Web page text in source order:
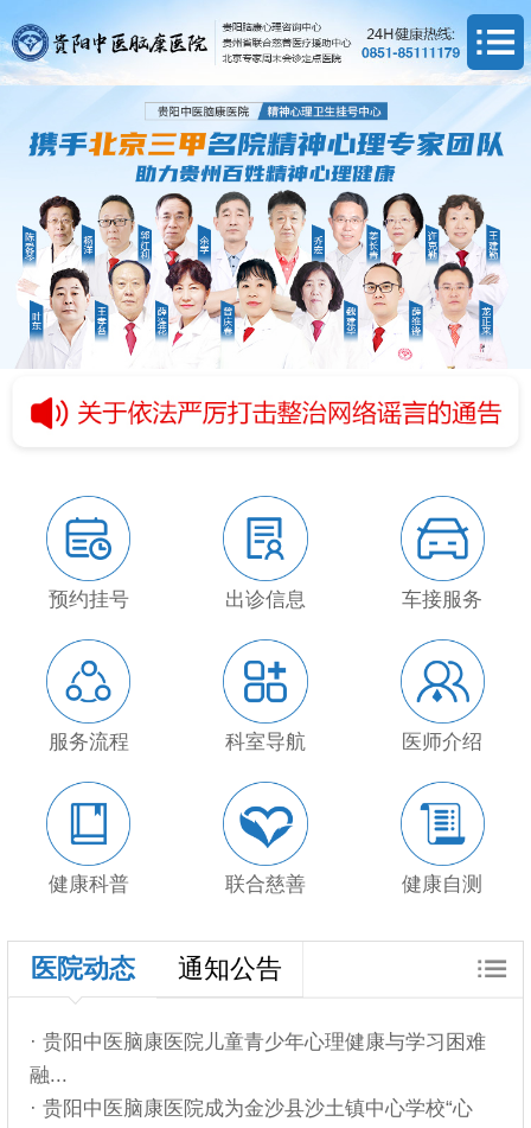
预约挂号 出诊信息 车接服务
服务流程 科室导航 医师介绍
健康科普 联合慈善 健康自测
医院动态 通知公告
· 贵阳中医脑康医院儿童青少年心理健康与学习困难
融...
· 贵阳中医脑康医院成为金沙县沙土镇中心学校“心